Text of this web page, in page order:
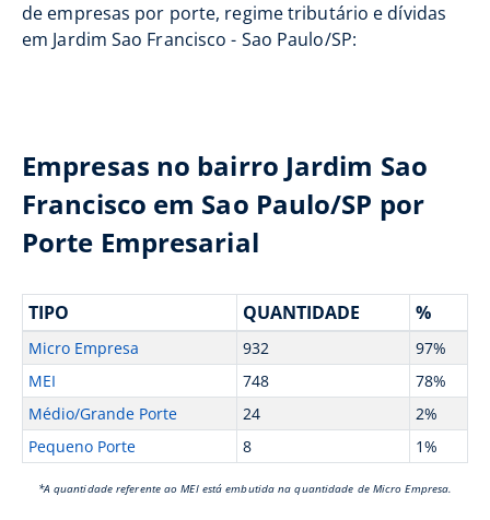
de empresas por porte, regime tributário e dívidas
em Jardim Sao Francisco - Sao Paulo/SP:
Empresas no bairro Jardim Sao
Francisco em Sao Paulo/SP por
Porte Empresarial
TIPO QUANTIDADE %
Micro Empresa 932
97%
MEI
748
78%
Médio/Grande Porte
24
2%
Pequeno Porte
8 1%
*A quantidade referente ao MEI está embutida na quantidade de Micro Empresa.